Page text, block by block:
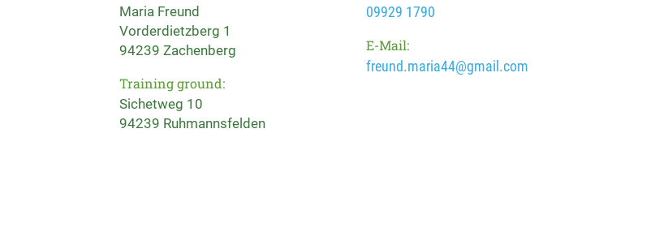
Maria Freund
Vorderdietzberg 1
94239 Zachenberg
Training ground:
Sichetweg 10
94239 Ruhmannsfelden
09929 1790
E-Mail:
freund.maria44@gmail.com